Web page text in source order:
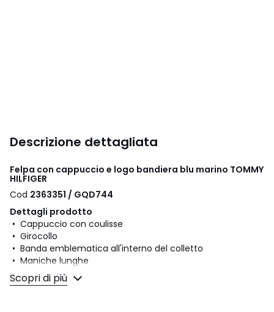
Descrizione dettagliata
Felpa con cappuccio e logo bandiera blu marino TOMMY
HILFIGER
Cod 2363351 / GQD744
Dettagli prodotto
• Cappuccio con coulisse
• Girocollo
• Banda emblematica all'interno del colletto
• Maniche lunghe
• Logo Tommy Hilfiger NYC ricamato sul petto
• Lunghezza: standard
Scopri di più